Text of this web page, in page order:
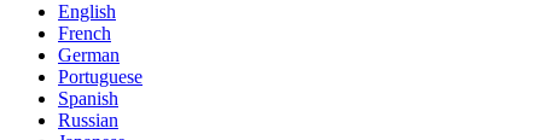
English
French
German
Portuguese
Spanish
Russian